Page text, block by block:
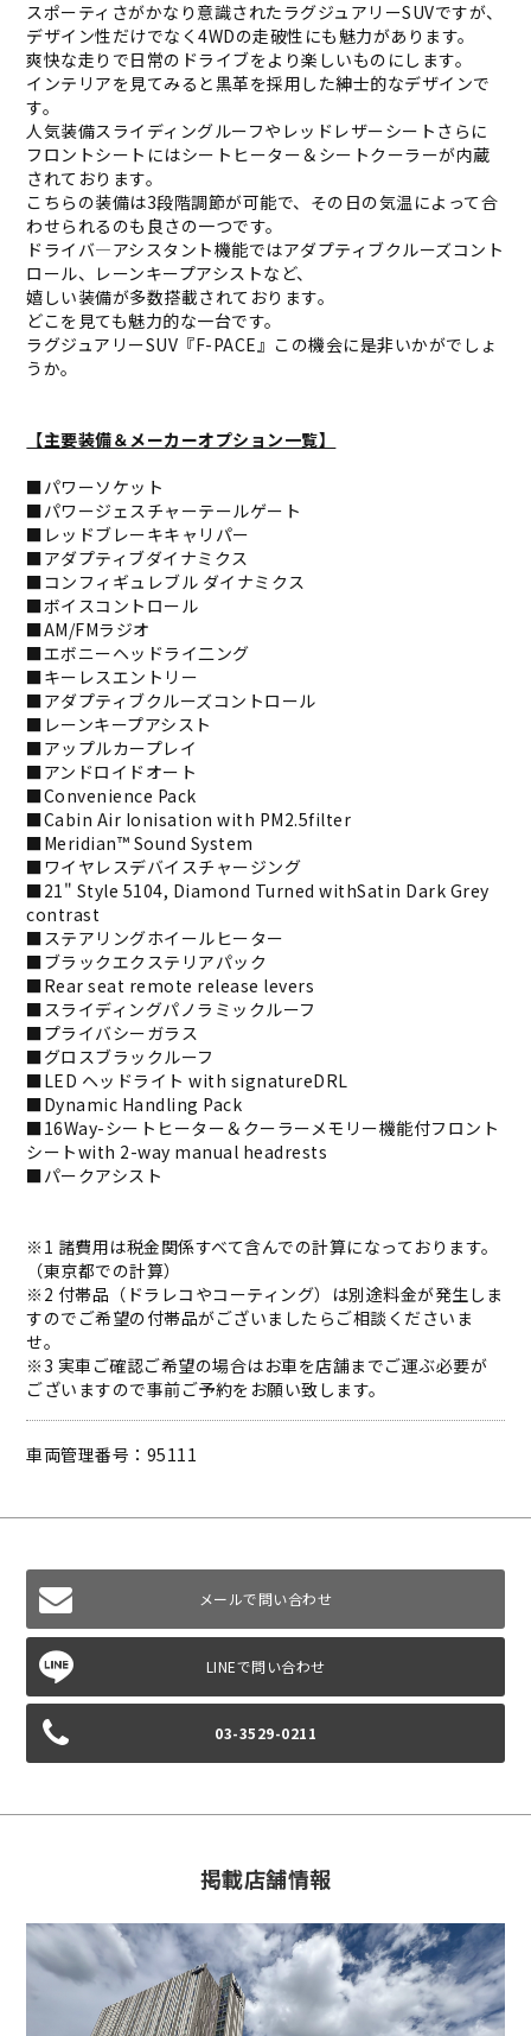
スポーティさがかなり意識されたラグジュアリーSUVですが、
デザイン性だけでなく4WDの走破性にも魅力があります。
爽快な走りで日常のドライブをより楽しいものにします。
インテリアを見てみると黒革を採用した紳士的なデザインで
す。
人気装備スライディングルーフやレッドレザーシートさらに
フロントシートにはシートヒーター＆シートクーラーが内蔵
されております。
こちらの装備は3段階調節が可能で、その日の気温によって合
わせられるのも良さの一つです。
ドライバ―アシスタント機能ではアダプティブクルーズコント
ロール、レーンキープアシストなど、
嬉しい装備が多数搭載されております。
どこを見ても魅力的な一台です。
ラグジュアリーSUV『F-PACE』この機会に是非いかがでしょ
うか。
【主要装備＆メーカーオプション一覧】
■パワーソケット
■パワージェスチャーテールゲート
■レッドブレーキキャリパー
■アダプティブダイナミクス
■コンフィギュレブル ダイナミクス
■ボイスコントロール
■AM/FMラジオ
■エボニーヘッドライ二ング
■キーレスエントリー
■アダプティブクルーズコントロール
■レーンキープアシスト
■アップルカープレイ
■アンドロイドオート
■Convenience Pack
■Cabin Air Ionisation with PM2.5filter
■Meridian™ Sound System
■ワイヤレスデバイスチャージング
■21" Style 5104, Diamond Turned withSatin Dark Grey
contrast
■ステアリングホイールヒーター
■ブラックエクステリアパック
■Rear seat remote release levers
■スライディングパノラミックルーフ
■プライバシーガラス
■グロスブラックルーフ
■LED ヘッドライト with signatureDRL
■Dynamic Handling Pack
■16Way-シートヒーター＆クーラーメモリー機能付フロント
シートwith 2-way manual headrests
■パークアシスト
※1 諸費用は税金関係すべて含んでの計算になっております。
（東京都での計算）
※2 付帯品（ドラレコやコーティング）は別途料金が発生しま
すのでご希望の付帯品がございましたらご相談くださいま
せ。
※3 実車ご確認ご希望の場合はお車を店舗までご運ぶ必要が
ございますので事前ご予約をお願い致します。
車両管理番号：95111
メールで問い合わせ
03-3529-0211
掲載店舗情報